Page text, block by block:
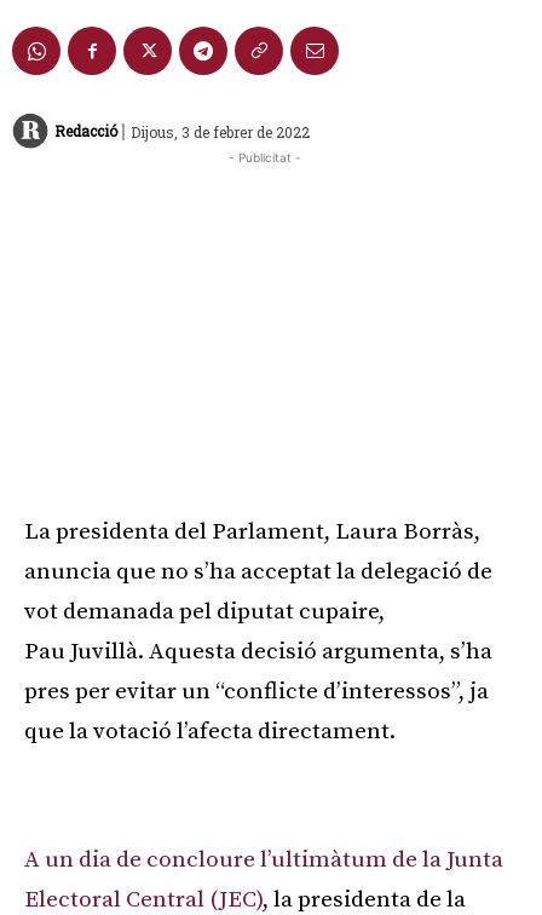
Redacció | Dijous, 3 de febrer de 2022
- Publicitat -
La presidenta del Parlament, Laura Borràs,
anuncia que no s’ha acceptat la delegació de
vot demanada pel diputat cupaire,
Pau Juvillà. Aquesta decisió argumenta, s’ha
pres per evitar un “conflicte d’interessos”, ja
que la votació l’afecta directament.
A un dia de concloure l’ultimàtum de la Junta
Electoral Central (JEC), la presidenta de la